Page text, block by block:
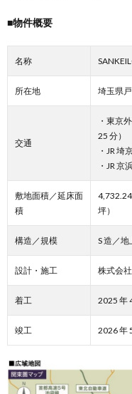
■物件概要
名称
所在地 埼玉県
交通
・東京
25 分）
・JR 埼
・JR 京
敷地面積／延床面
積
坪）
構造／規模 S 造／地
設計・施工 株式会
着工 2025 年
竣工 2026 年